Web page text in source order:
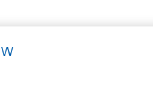
U kunt ze ook gebruiken onder